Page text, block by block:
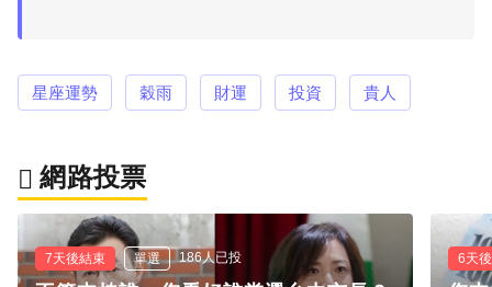
星座運勢 穀雨 財運 投資 貴人
網路投票
7天後結束 單選 186人已投 6天